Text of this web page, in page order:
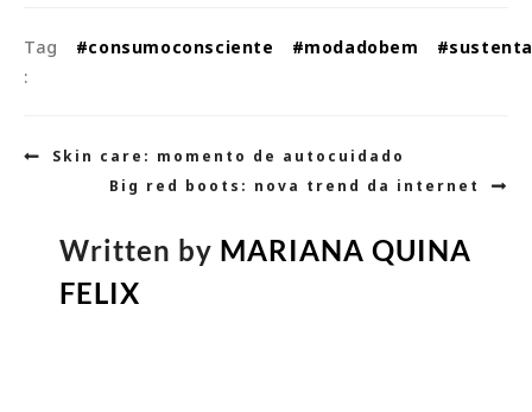
Tag
:
#consumoconsciente #modadobem
Navegação
Skin care: momento de autocuidado
Big red boots: nova trend da internet
Written by MARIANA QUINA
FELIX